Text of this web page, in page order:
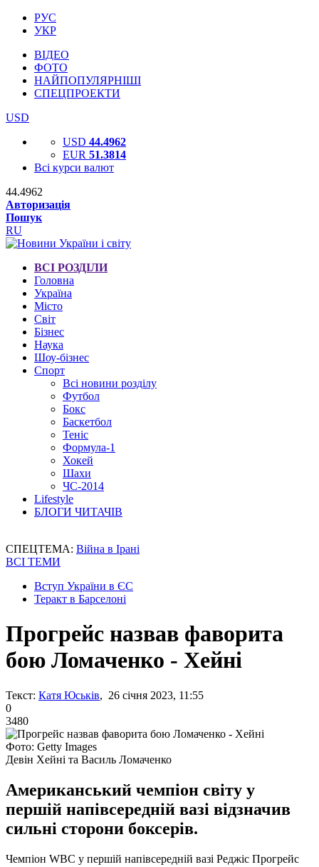
РУС
УКР
ВІДЕО
ФОТО
НАЙПОПУЛЯРНІШІ
СПЕЦПРОЕКТИ
USD
USD 44.4962
EUR 51.3814
Всі курси валют
44.4962
Авторизація
Пошук
RU
ВСІ РОЗДІЛИ
Головна
Україна
Місто
Світ
Бізнес
Наука
Шоу-бізнес
Спорт
Всі новини розділу
Футбол
Бокс
Баскетбол
Теніс
Формула-1
Хокей
Шахи
ЧС-2014
Lifestyle
БЛОГИ ЧИТАЧІВ
СПЕЦТЕМА: Війна в Ірані
ВСІ ТЕМИ
Вступ України в ЄС
Теракт в Барселоні
Прогрейс назвав фаворита
бою Ломаченко - Хейні
Текст: Катя Юськів, 26 січня 2023, 11:55
0
3480
Фото: Getty Images
Девін Хейні та Василь Ломаченко
Американський чемпіон світу у
першій напівсередній вазі відзначив
сильні сторони боксерів.
Чемпіон WBC у першій напівсередній вазі Реджіс Прогрейс